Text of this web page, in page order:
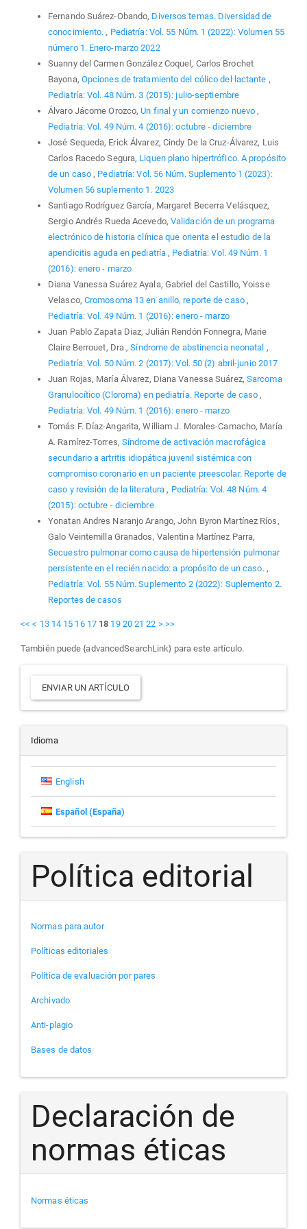
Fernando Suárez-Obando, Diversos temas. Diversidad de
conocimiento., Pediatría: Vol. 55 Núm. 1 (2022): Volumen 55
número 1. Enero-marzo 2022
Suanny del Carmen González Coquel, Carlos Brochet
Bayona, Opciones de tratamiento del cólico del lactante ,
Pediatría: Vol. 48 Núm. 3 (2015): julio-septiembre
Álvaro Jácome Orozco,Un final y un comienzo nuevo,
Pediatría: Vol. 49 Núm. 4 (2016): octubre - diciembre
José Sequeda, Erick Álvarez, Cindy De la Cruz-Álvarez, Luis
Carlos Racedo Segura, Liquen plano hipertrófico. A propósito
de un caso, Pediatría: Vol. 56 Núm. Suplemento 1 (2023):
Volumen 56 suplemento 1. 2023
Santiago Rodríguez García, Margaret Becerra Velásquez,
Sergio Andrés Rueda Acevedo, Validación de un programa
electrónico de historia clínica que orienta el estudio de la
apendicitis aguda en pediatría, Pediatría: Vol. 49 Núm. 1
(2016): enero - marzo
Diana Vanessa Suárez Ayala, Gabriel del Castillo, Yoisse
Velasco, Cromosoma 13 en anillo, reporte de caso ,
Pediatría: Vol. 49 Núm. 1 (2016): enero - marzo
Juan Pablo Zapata Diaz, Julián Rendón Fonnegra, Marie
Claire Berrouet, Dra.,Síndrome de abstinencia neonatal ,
Pediatría: Vol. 50 Núm. 2 (2017): Vol. 50 (2) abril-junio 2017
Juan Rojas, María Álvarez, Diana Vanessa Suárez, Sarcoma
Granulocítico (Cloroma) en pediatría. Reporte de caso,
Pediatría: Vol. 49 Núm. 1 (2016): enero - marzo
Tomás F. Díaz-Angarita, William J. Morales-Camacho, María
A. Ramírez-Torres, Síndrome de activación macrofágica
secundario a artritis idiopática juvenil sistémica con
compromiso coronario en un paciente preescolar. Reporte de
caso y revisión de la literatura, Pediatría: Vol. 48 Núm. 4
(2015): octubre - diciembre
Yonatan Andres Naranjo Arango, John Byron Martínez Ríos,
Galo Veintemilla Granados, Valentina Martínez Parra,
Secuestro pulmonar como causa de hipertensión pulmonar
persistente en el recién nacido: a propósito de un caso. ,
Pediatría: Vol. 55 Núm. Suplemento 2 (2022): Suplemento 2.
Reportes de casos
<< < 13 14 15 16 17 18 19 20 21 22 > >>
También puede {advancedSearchLink} para este artículo.
Enviar
un
artículo
ENVIAR UN ARTÍCULO
Idioma
English
Español (España)
Política editorial
Normas para autor
Políticas editoriales
Política de evaluación por pares
Archivado
Anti-plagio
Bases de datos
Declaración de
normas éticas
Normas éticas